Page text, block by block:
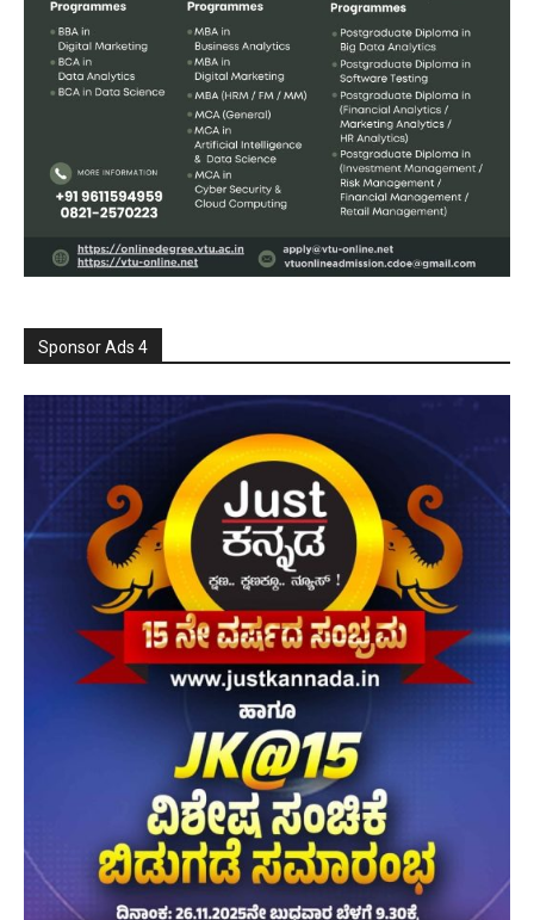
Sponsor Ads 4